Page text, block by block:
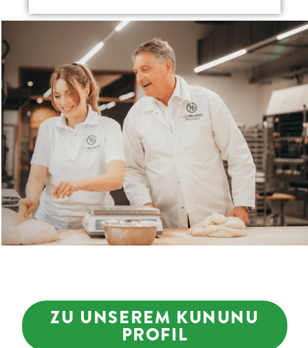
ZU UNSEREM KUNUNU
PROFIL